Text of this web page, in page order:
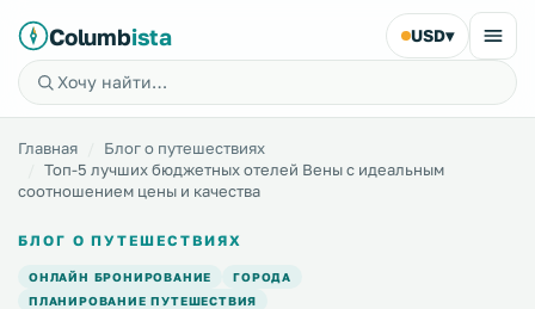
Columbista USD▾
Главная
Блог о путешествиях
Топ-5 лучших бюджетных отелей Вены с идеальным
соотношением цены и качества
БЛОГ О ПУТЕШЕСТВИЯХ
ОНЛАЙН БРОНИРОВАНИЕ
ГОРОДА
ПЛАНИРОВАНИЕ ПУТЕШЕСТВИЯ